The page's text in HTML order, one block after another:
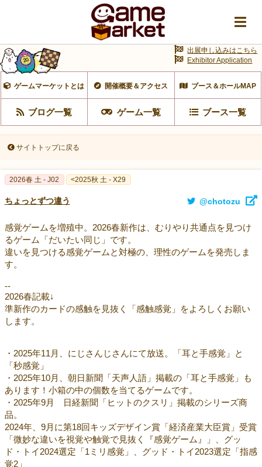
ゲームマーケットとは 開催概要＆アクセス ブース＆ホールMAP
ブログ一覧 ゲーム一覧 ブース一覧
出展申し込みはこちら
Exhibitor Application
サイトトップに戻る
2026春 土 - J02 <2025秋 土 - X29
ちょっとずつ違う @chotozu
感覚ゲームを増殖中。2026春新作は、むりやり共通点を見つけ
るゲーム「だいたい同じ」です。
違いを見つける感覚ゲームと対極の、理性のゲームを発売しま
す。
--
2026春記載↓
準新作のカードの感触を見抜く「感触感覚」をよろしくお願い
します。
・2025年11月、にじさんじさんにて放送。「耳と手感覚」と
「秒感覚」
・2025年10月、朝日新聞「天声人語」掲載の「耳と手感覚」も
あります！小箱の中の個数を当てるゲームです。
・2025年9月 日経新聞「ヒットのクスリ」掲載のシリーズ商
品。
2024年、9月に第18回キッズデザイン賞「経済産業大臣賞」受賞
「微妙な違いを視覚や触覚で見抜く『感覚ゲーム』」、グッ
ド・トイ2024選定「1ミリ感覚」、グッド・トイ2023選定「指感
覚2」